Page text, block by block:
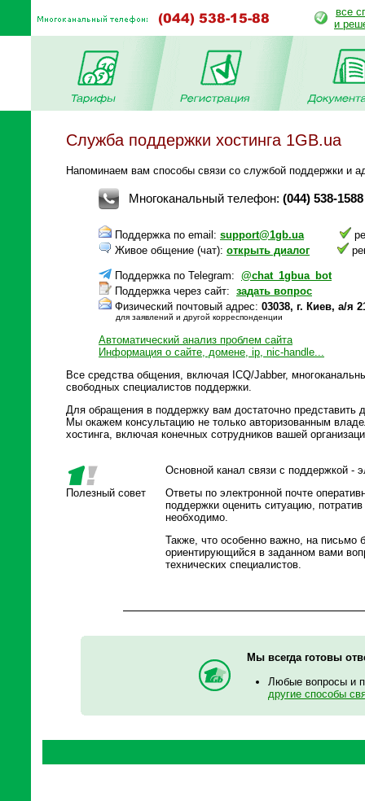
все
и
Служба поддержки хостинга 1GB.ua
Напоминаем вам способы связи со службой поддержки и
Многоканальный телефон: (044) 538-1588
Поддержка по email: support@1gb.ua
Живое общение (чат): открыть диалог
Поддержка по Telegram: @chat_1gbua_bot
Поддержка через сайт: задать вопрос
Физический почтовый адрес: 03038, г. Киев, а/
для заявлений и другой корреспонденции
Автоматический анализ проблем сайта
Информация о сайте, домене, ip, nic-handle...
Все средства общения, включая ICQ/Jabber,
свободных специалистов поддержки.
Для обращения в поддержку вам достаточно
Мы окажем консультацию не только авторизованным
хостинга, включая конечных сотрудников вашей
Полезный совет
Основной канал связи с поддержкой -
Ответы по электронной почте
поддержки оценить ситуацию,
необходимо.
Также, что особенно важно, на письмо
ориентирующийся в заданном вами
технических специалистов.
Мы всегда готовы
Любые вопросы и
другие способы